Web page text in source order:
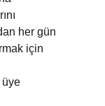
her gün
için
üye